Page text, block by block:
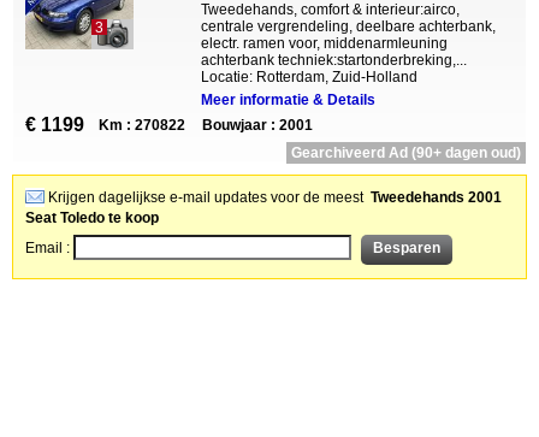
3
Tweedehands, comfort & interieur:airco,
centrale vergrendeling, deelbare achterbank,
electr. ramen voor, middenarmleuning
achterbank techniek:startonderbreking,...
Locatie: Rotterdam, Zuid-Holland
Meer informatie & Details
€ 1199 Km : 270822
Bouwjaar : 2001
Gearchiveerd Ad (90+ dagen oud)
Krijgen dagelijkse e-mail updates voor de meest Tweedehands 2001
Seat Toledo te koop
Email :